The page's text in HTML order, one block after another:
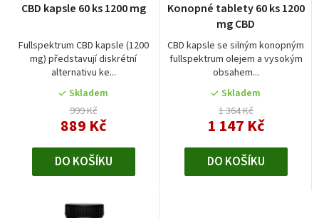
CBD kapsle 60 ks 1200 mg
Fullspektrum CBD kapsle (1200
mg) představují diskrétní
alternativu ke...
Skladem
999 Kč
889 Kč
DO KOŠÍKU
Konopné tablety 60 ks 1200
mg CBD
CBD kapsle se silným konopným
fullspektrum olejem a vysokým
obsahem...
Skladem
1 364 Kč
1 147 Kč
DO KOŠÍKU